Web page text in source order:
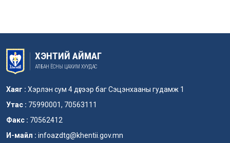
ХЭНТИЙ АЙМАГ
АЛБАН ЁСНЫ ЦАХИМ ХУУДАС
Хаяг : Хэрлэн сум 4 дүгээр баг Сэцэнхааны гудамж 1
Утас : 75990001, 70563111
Факс : 70562412
И-майл : infoazdtg@khentii.gov.mn